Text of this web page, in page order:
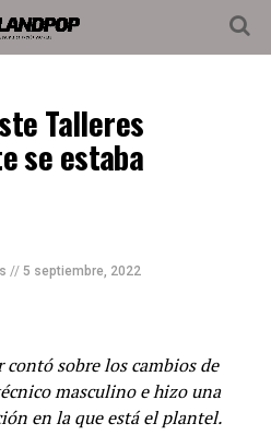
Talleres
se estaba
// 5 septiembre, 2022
sobre los cambios de
masculino e hizo una
en la que está el plantel.